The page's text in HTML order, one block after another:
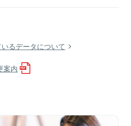
るデータについて
案内